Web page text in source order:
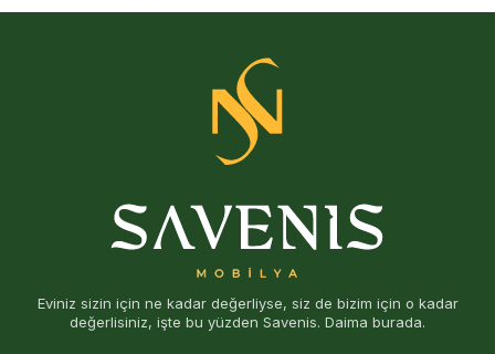
Eviniz sizin için ne kadar değerliyse, siz de bizim için o kadar
değerlisiniz, işte bu yüzden Savenis. Daima burada.